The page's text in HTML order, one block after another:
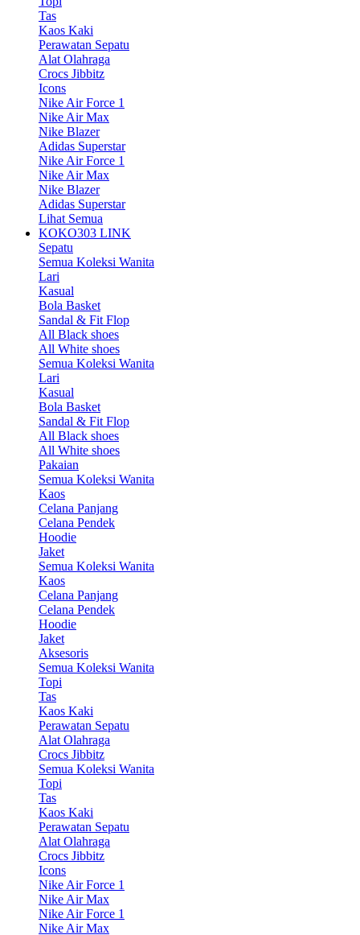
Tas
Kaos Kaki
Perawatan Sepatu
Alat Olahraga
Crocs Jibbitz
Icons
Nike Air Force 1
Nike Air Max
Nike Blazer
Adidas Superstar
Nike Air Force 1
Nike Air Max
Nike Blazer
Adidas Superstar
Lihat Semua
KOKO303 LINK
Sepatu
Semua Koleksi Wanita
Lari
Kasual
Bola Basket
Sandal & Fit Flop
All Black shoes
All White shoes
Semua Koleksi Wanita
Lari
Kasual
Bola Basket
Sandal & Fit Flop
All Black shoes
All White shoes
Pakaian
Semua Koleksi Wanita
Kaos
Celana Panjang
Celana Pendek
Hoodie
Jaket
Semua Koleksi Wanita
Kaos
Celana Panjang
Celana Pendek
Hoodie
Jaket
Aksesoris
Semua Koleksi Wanita
Topi
Tas
Kaos Kaki
Perawatan Sepatu
Alat Olahraga
Crocs Jibbitz
Semua Koleksi Wanita
Topi
Tas
Kaos Kaki
Perawatan Sepatu
Alat Olahraga
Crocs Jibbitz
Icons
Nike Air Force 1
Nike Air Max
Nike Air Force 1
Nike Air Max